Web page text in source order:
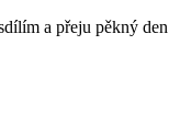
a přeju pěkný den